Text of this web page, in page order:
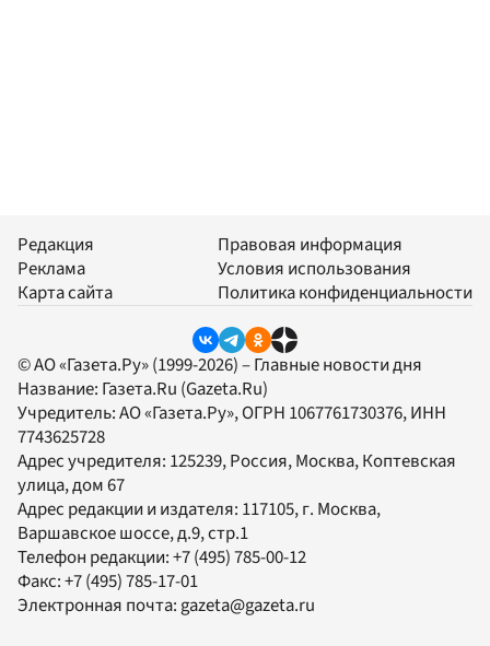
Редакция
Реклама
Карта сайта
Правовая информация
Условия использования
Политика конфиденциальности
© АО «Газета.Ру» (1999-2026) – Главные новости дня
Название: Газета.Ru (Gazeta.Ru)
Учредитель:АО «Газета.Ру», ОГРН 1067761730376, ИНН
7743625728
Адрес учредителя: 125239, Россия, Москва, Коптевская
улица, дом 67
Адрес редакции и издателя: 117105, г. Москва,
Варшавское шоссе, д.9, стр.1
Телефон редакции:+7 (495) 785-00-12
Факс:+7 (495) 785-17-01
Электронная почта: gazeta@gazeta.ru